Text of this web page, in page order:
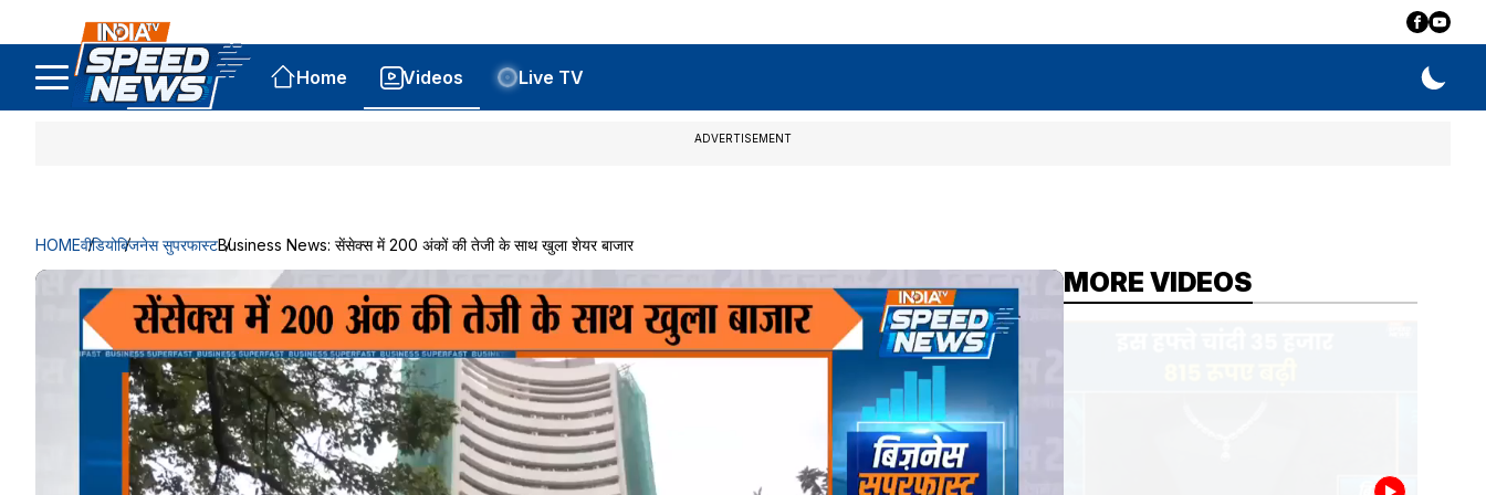
Home Videos Live TV
ADVERTISEMENT
HOMEवीडियोबिजनेस सुपरफास्टBusiness News: सेंसेक्स में 200 अंकों की तेजी के साथ खुला शेयर बाजार
MORE VIDEOS